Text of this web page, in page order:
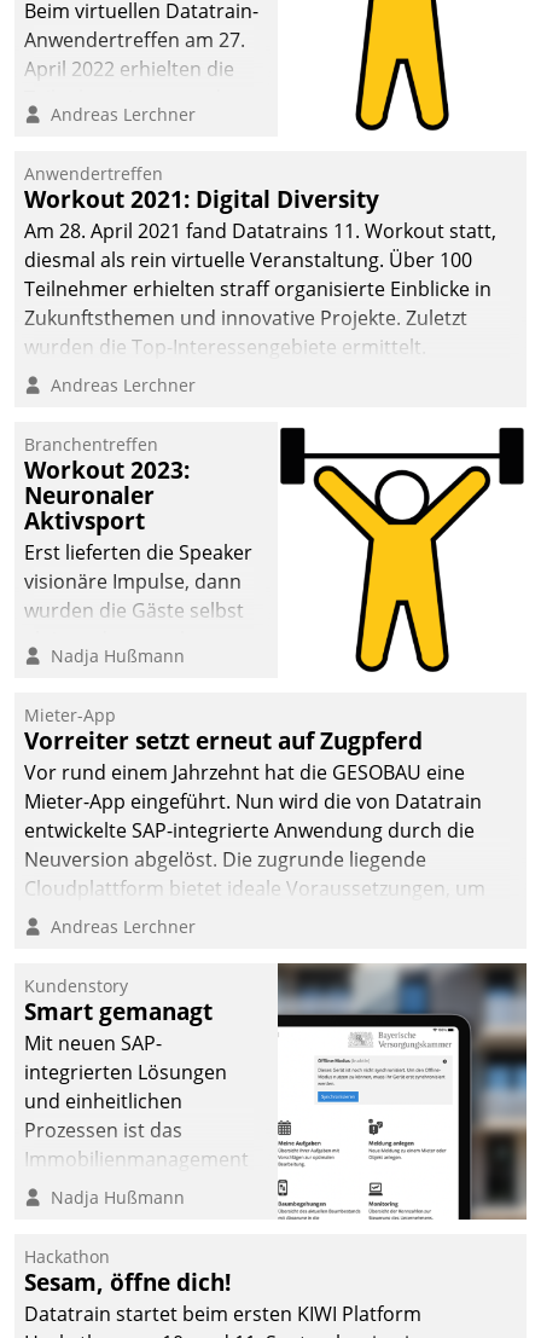
Aufgaben und
abnehmendem
Beim virtuellen Datatrain-
Anwendertreffen am 27.
April 2022 erhielten die
Teilnehmer kurzweilige
Cloud-Strategien und -
Lösungen mit hohem
Zukunftspotenzial.
Andreas Lerchner
Anwendertreffen
Workout 2021: Digital Diversity
Am 28. April 2021 fand Datatrains 11. Workout statt,
diesmal als rein virtuelle Veranstaltung. Über 100
Teilnehmer erhielten straff organisierte Einblicke in
Zukunftsthemen und innovative Projekte. Zuletzt
wurden die Top-Interessengebiete ermittelt.
Andreas Lerchner
Branchentreffen
Workout 2023:
Neuronaler
Aktivsport
Erst lieferten die Speaker
visionäre Impulse, dann
wurden die Gäste selbst
methodisch
Quartier. Dazwischen
zeigte Datatrain, was es
Neues zu bieten hat.
Nadja Hußmann
Mieter-App
Vorreiter setzt erneut auf Zugpferd
Vor rund einem Jahrzehnt hat die GESOBAU eine
Mieter-App eingeführt. Nun wird die von Datatrain
entwickelte SAP-integrierte Anwendung durch die
Neuversion abgelöst. Die zugrunde liegende
Cloudplattform bietet ideale Voraussetzungen, um
die Funktionalität der App zu erweitern und weitere
integrieren.
Andreas Lerchner
Kundenstory
Smart gemanagt
Mit neuen SAP-
integrierten Lösungen
und einheitlichen
Prozessen ist das
Immobilienmanagement
der Bayerischen
Ressort Kapitalanlage für
künftige Aufgaben und
Herausforderungen
Nadja Hußmann
Hackathon
Sesam, öffne dich!
Datatrain startet beim ersten KIWI Platform